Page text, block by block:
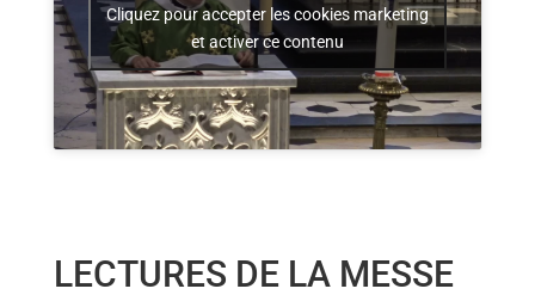
Cliquez pour accepter les cookies marketing
et activer ce contenu
LECTURES DE LA MESSE